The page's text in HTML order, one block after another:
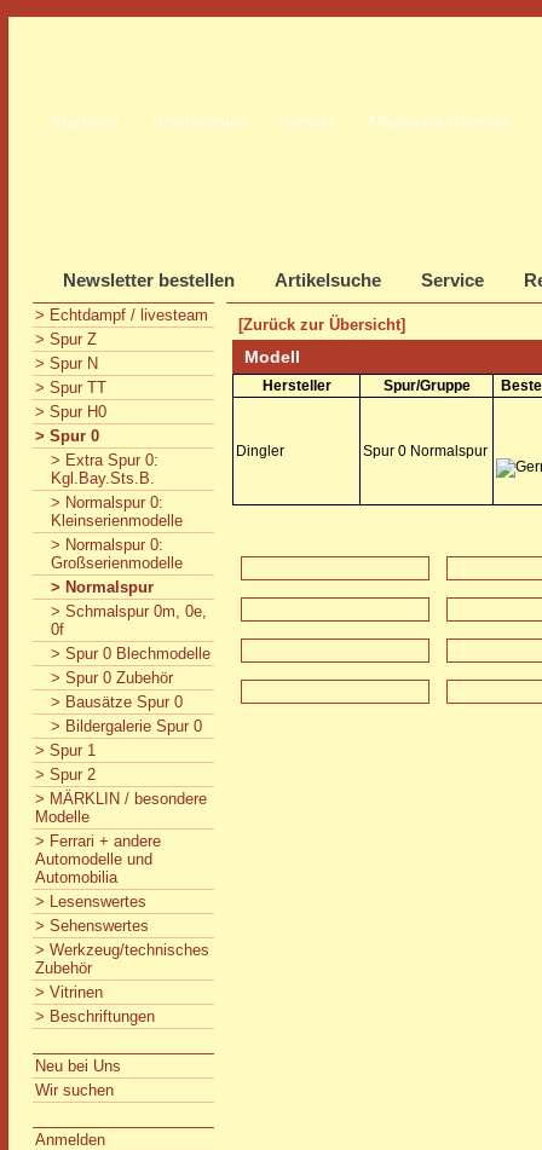
Startseite Unternehmen Kontakt Allgemeine Hinweise
Newsletter bestellen Artikelsuche Service
> Echtdampf / livesteam
> Spur Z
> Spur N
> Spur TT
> Spur H0
> Spur 0
> Extra Spur 0:
Kgl.Bay.Sts.B.
> Normalspur 0:
Kleinserienmodelle
> Normalspur 0:
Großserienmodelle
> Normalspur
> Schmalspur 0m, 0e,
0f
> Spur 0 Blechmodelle
> Spur 0 Zubehör
> Bausätze Spur 0
> Bildergalerie Spur 0
> Spur 1
> Spur 2
> MÄRKLIN / besondere
Modelle
> Ferrari + andere
Automodelle und
Automobilia
> Lesenswertes
> Sehenswertes
> Werkzeug/technisches
Zubehör
> Vitrinen
> Beschriftungen
Neu bei Uns
Wir suchen
Anmelden
[Zurück zur Übersicht]
Modell
Hersteller Spur/Gruppe
Dingler Spur 0 Normalspur